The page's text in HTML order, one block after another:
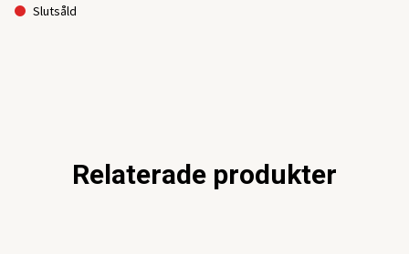
Slutsåld
Relaterade produkter